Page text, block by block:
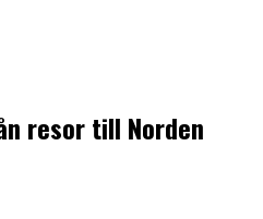
resor till Norden